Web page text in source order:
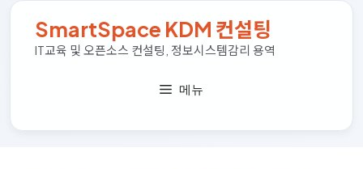
컨
SmartSpace KDM 컨설팅
IT교육 및 오픈소스 컨설팅, 정보시스템감리 용역
메뉴